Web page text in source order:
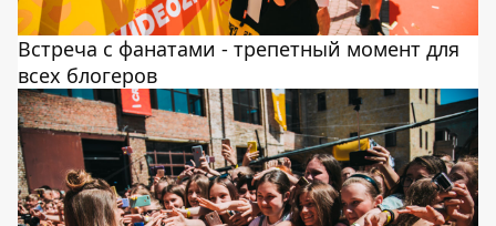
Встреча с фанатами - трепетный момент для
всех блогеров